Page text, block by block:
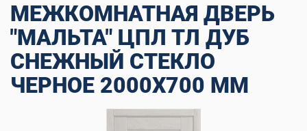
МЕЖКОМНАТНАЯ ДВЕРЬ
"МАЛЬТА" ЦПЛ ТЛ ДУБ
СНЕЖНЫЙ СТЕКЛО
ЧЕРНОЕ 2000X700 ММ